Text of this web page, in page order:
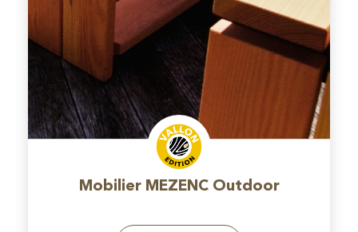
Mobilier MEZENC Outdoor